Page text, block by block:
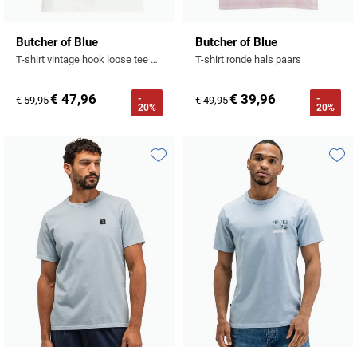
Butcher of Blue
T-shirt vintage hook loose tee creme oversized
€ 59,95€ 47,96
-
20%
Butcher of Blue
T-shirt ronde hals paars
€ 49,95€ 39,96
-
20%
Toevoegen aan favorieten